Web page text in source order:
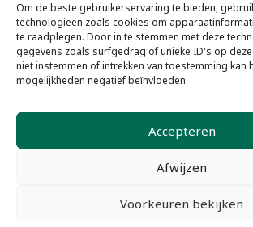
Om de beste gebruikerservaring te bieden,
technologieën zoals cookies om
te raadplegen. Door in te stemmen met deze
gegevens zoals surfgedrag of unieke ID's op
niet instemmen of intrekken van toestemming kan
mogelijkheden negatief beïnvloeden.
Accepteren
Afwijzen
Voorkeuren bekijken
Lees meer >
Volg ons ook via social media
Privacyverklaring &